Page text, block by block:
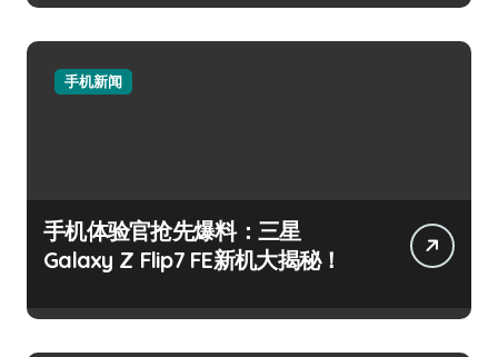
手机新闻
手机体验官抢先爆料：三星
Galaxy Z Flip7 FE新机大揭秘！